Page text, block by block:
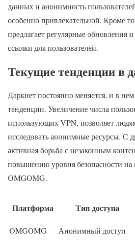
данных и анонимность
особенно привлекательной. Кроме
предлагает регулярные обновления
ссылки для пользователей.
Текущие тенденции в
Даркнет постоянно меняется, и в
тенденции. Увеличение числа
использующих VPN, позволяет
исследовать анонимные ресурсы. С
активная борьба с незаконным
повышению уровня безопасности на
OMGOMG.
Платформа Тип доступа
OMGOMG Анонимный доступ